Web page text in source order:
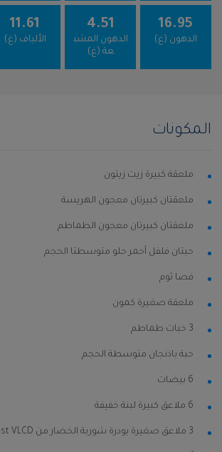
16.95
الدهون (غ)
4.51
الدهون المشب
عة (غ)
11.61
الألياف (غ)
المكونات
ملعقة كبيرة زيت زيتون
ملعقتان كبيرتان معجون الهريسة
ملعقتان كبيرتان معجون الطماطم
حبتان فلفل أحمر حلو متوسطتا الحجم
فصا ثوم
ملعقة صغيرة كمون
3 حبات طماطم
حبة باذنجان متوسطة الحجم
6 بيضات
6 ملاعق كبيرة لبنة خفيفة
3 ملاعق صغيرة بودرة شوربة الخضار من Optifast VLCD